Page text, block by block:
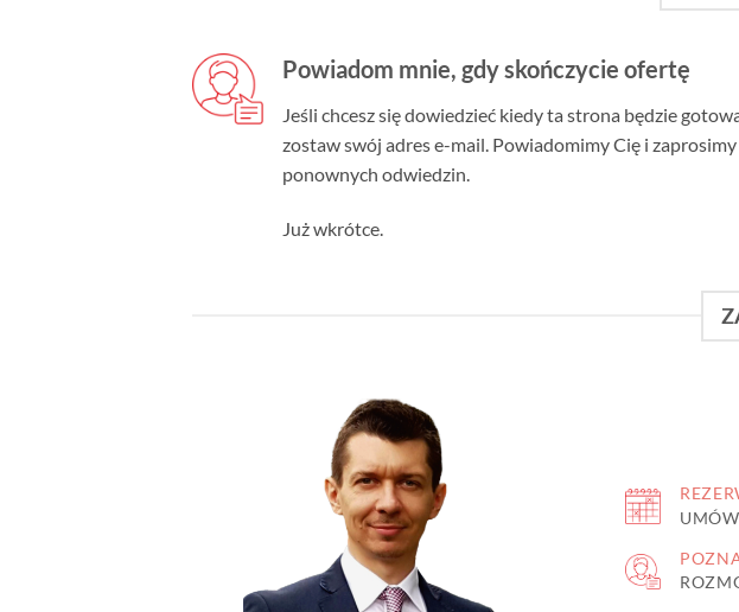
Powiadom mnie, gdy skończycie ofertę
Jeśli chcesz się dowiedzieć kiedy ta strona będzie
zostaw swój adres e-mail. Powiadomimy Cię i
ponownych odwiedzin.
Już wkrótce.